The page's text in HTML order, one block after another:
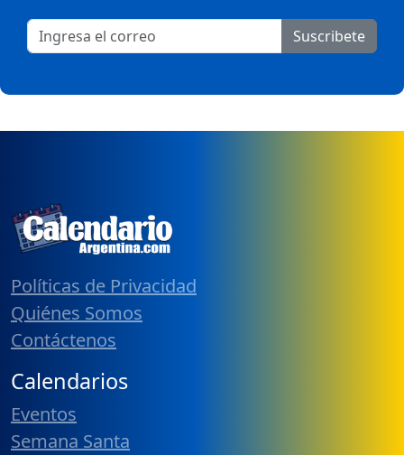
Suscribete
Políticas de Privacidad
Quiénes Somos
Contáctenos
Calendarios
Eventos
Semana Santa